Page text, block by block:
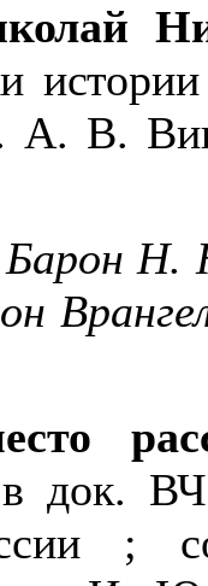
А. В.
Н.
в док.
;